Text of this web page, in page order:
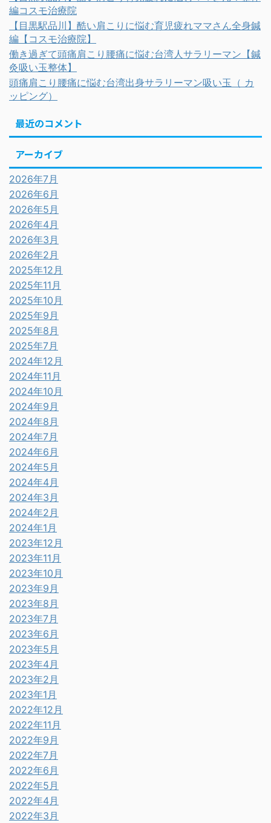
編コスモ治療院
【目黒駅品川】酷い肩こりに悩む育児疲れママさん全身鍼
編【コスモ治療院】
働き過ぎて頭痛肩こり腰痛に悩む台湾人サラリーマン【鍼
灸吸い玉整体】
頭痛肩こり腰痛に悩む台湾出身サラリーマン吸い玉（ カ
ッピング）
最近のコメント
アーカイブ
2026年7月
2026年6月
2026年5月
2026年4月
2026年3月
2026年2月
2025年12月
2025年11月
2025年10月
2025年9月
2025年8月
2025年7月
2024年12月
2024年11月
2024年10月
2024年9月
2024年8月
2024年7月
2024年6月
2024年5月
2024年4月
2024年3月
2024年2月
2024年1月
2023年12月
2023年11月
2023年10月
2023年9月
2023年8月
2023年7月
2023年6月
2023年5月
2023年4月
2023年2月
2023年1月
2022年12月
2022年11月
2022年9月
2022年7月
2022年6月
2022年5月
2022年4月
2022年3月